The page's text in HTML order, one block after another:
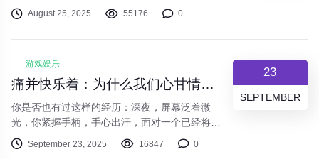
不可忽视的潮流。这仅仅是我们对过去时光的简单怀
念，还是其背后隐藏着更深层的心理需求与文化逻
August 25, 2025 55176 0
23
SEPTEMBER
游戏娱乐
痛并快乐着：为什么我们心甘情愿在“魂系”游戏里“受苦”？
你是否也有过这样的经历：深夜，屏幕泛着微
光，你紧握手柄，手心出汗，面对一个已经将你
击败了数十次的BOSS。在又一次屏幕变灰后，
你愤怒地几乎要扔下手柄，但深呼吸几下，你又
September 23, 2025 16847 0